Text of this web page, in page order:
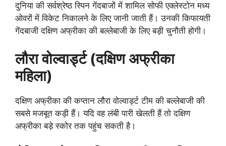
दुनिया की सर्वश्रेष्ठ स्पिन गेंदबाजों में शामिल सोफी एक्लेस्टोन मध्य
ओवरों में विकेट निकालने के लिए जानी जाती हैं। उनकी किफायती
गेंदबाजी दक्षिण अफ्रीका की बल्लेबाजी के लिए बड़ी चुनौती होगी।
लौरा वोल्वार्ड्ट (दक्षिण अफ्रीका
महिला)
दक्षिण अफ्रीका की कप्तान लौरा वोल्वार्ड्ट टीम की बल्लेबाजी की
सबसे मजबूत कड़ी हैं। यदि वह लंबी पारी खेलती हैं तो दक्षिण
अफ्रीका बड़े स्कोर तक पहुंच सकती है।